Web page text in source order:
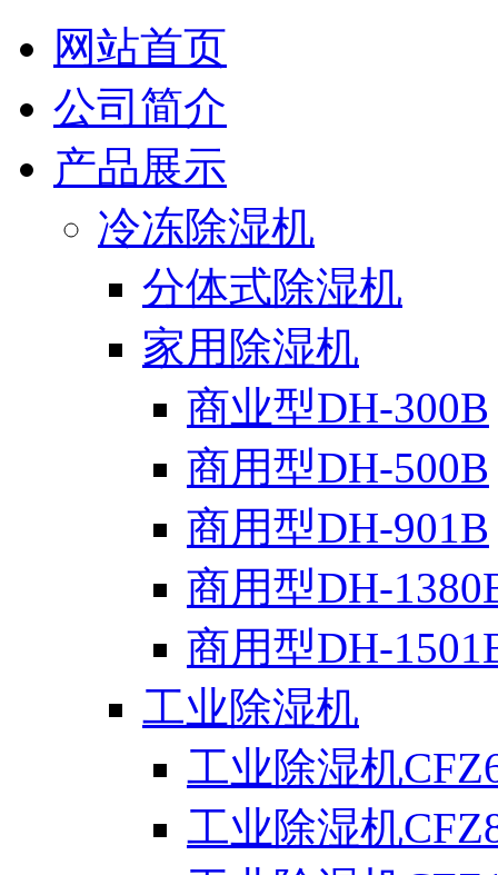
网站首页
公司简介
产品展示
冷冻除湿机
分体式除湿机
家用除湿机
商业型DH-300B
商用型DH-500B
商用型DH-901B
商用型DH-
商用型DH-
工业除湿机
工业除湿机
工业除湿机